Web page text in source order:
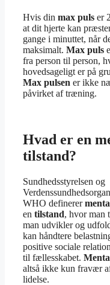
Hvis din max puls er
at dit hjerte kan
gange i minuttet, når
maksimalt. Max puls
fra person til person,
hovedsageligt er på
Max pulsen er ikke
påvirket af træning.
Hvad er en
tilstand?
Sundhedsstyrelsen og
WHO definerer
en tilstand, hvor man
man udvikler og
kan håndtere
positive sociale
til fællesskabet.
altså ikke kun fravær
lidelse.